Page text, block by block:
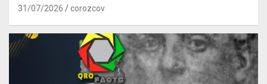
31/07/2026 corozcov